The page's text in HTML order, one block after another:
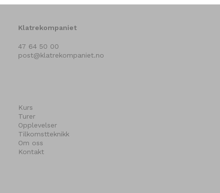
Klatrekompaniet
47 64 50 00
post@klatrekompaniet.no
Kurs
Turer
Opplevelser
Tilkomstteknikk
Om oss
Kontakt